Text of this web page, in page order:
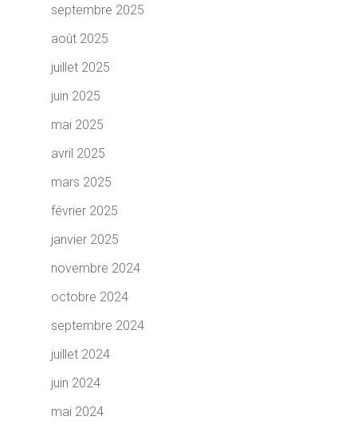
septembre 2025
août 2025
juillet 2025
juin 2025
mai 2025
avril 2025
mars 2025
février 2025
janvier 2025
novembre 2024
octobre 2024
septembre 2024
juillet 2024
juin 2024
mai 2024